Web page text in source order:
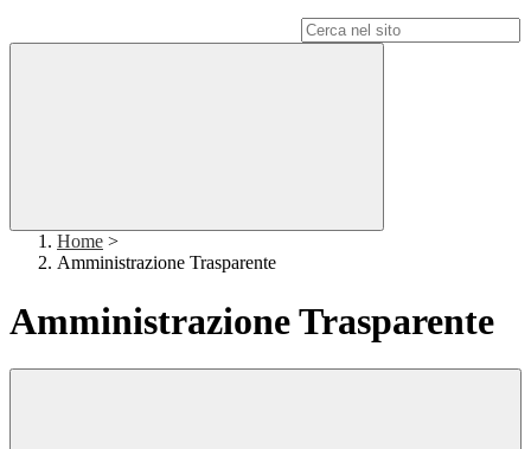
Home >
Amministrazione Trasparente
Amministrazione Trasparente